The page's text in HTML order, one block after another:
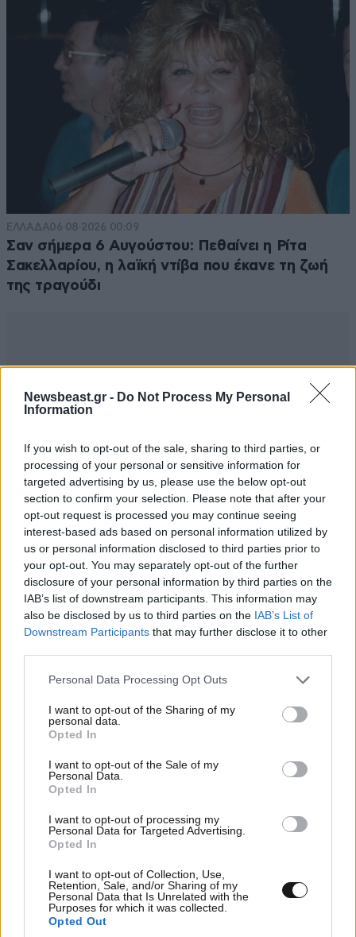
Newsbeast.gr - Do Not Process My Personal
Information
If you wish to opt-out of the sale, sharing to third parties, or
processing of your personal or sensitive information for
targeted advertising by us, please use the below opt-out
section to confirm your selection. Please note that after your
opt-out request is processed you may continue seeing
interest-based ads based on personal information utilized by
us or personal information disclosed to third parties prior to
your opt-out. You may separately opt-out of the further
disclosure of your personal information by third parties on the
IAB’s list of downstream participants. This information may
also be disclosed by us to third parties on the IAB’s List of
Downstream Participants that may further disclose it to other
Please note that this website/app uses one or more Google
not limited to your visit or usage behaviour. You may click to
grant or deny consent to Google and its third-party tags to
use your data for below specified purposes in below Google
consent section.
Personal Data Processing Opt Outs
I want to opt-out of the Sharing of my
personal data.
Opted In
I want to opt-out of the Sale of my
Personal Data.
Opted In
I want to opt-out of processing my
Personal Data for Targeted Advertising.
Opted In
I want to opt-out of Collection, Use,
Retention, Sale, and/or Sharing of my
Personal Data that Is Unrelated with the
Purposes for which it was collected.
Opted Out
ΕΛΛΑΔΑ06·08·2026 00:09
Σαν σήμερα 6 Αυγούστου: Πεθαίνει η Ρίτα
Σακελλαρίου, η λαϊκή ντίβα που έκανε τη ζωή
της τραγούδι